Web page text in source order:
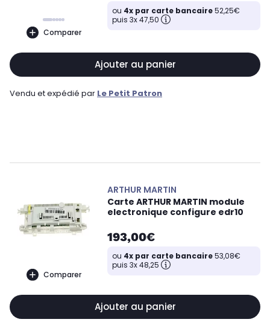
Comparer
ou 4x par carte bancaire52,25€
puis 3x 47,50
Ajouter au panier
Vendu et expédié par Le Petit Patron
Comparer
ARTHUR MARTIN
Carte ARTHUR MARTIN module
electronique configure edr10
193,00€
ou 4x par carte bancaire53,08€
puis 3x 48,25
Ajouter au panier